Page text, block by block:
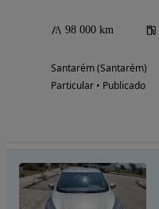
98 000 km
Santarém (Santarém)
Particular • Publicado